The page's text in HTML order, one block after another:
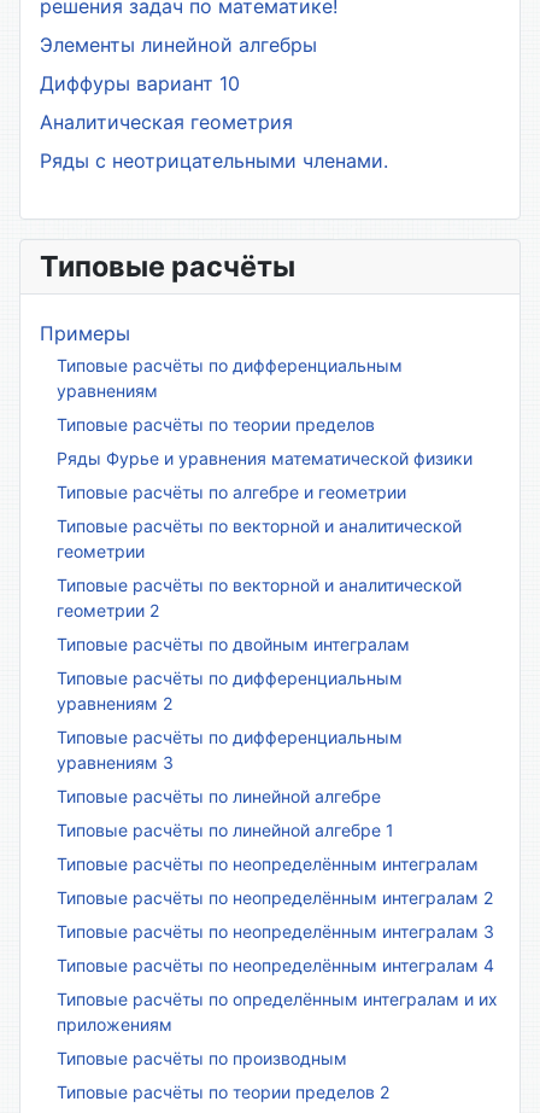
решения задач по математике!
Элементы линейной алгебры
Диффуры вариант 10
Аналитическая геометрия
Ряды с неотрицательными членами.
Типовые расчёты
Примеры
Типовые расчёты по дифференциальным
уравнениям
Типовые расчёты по теории пределов
Ряды Фурье и уравнения математической физики
Типовые расчёты по алгебре и геометрии
Типовые расчёты по векторной и аналитической
геометрии
Типовые расчёты по векторной и аналитической
геометрии 2
Типовые расчёты по двойным интегралам
Типовые расчёты по дифференциальным
уравнениям 2
Типовые расчёты по дифференциальным
уравнениям 3
Типовые расчёты по линейной алгебре
Типовые расчёты по линейной алгебре 1
Типовые расчёты по неопределённым интегралам
Типовые расчёты по неопределённым интегралам 2
Типовые расчёты по неопределённым интегралам 3
Типовые расчёты по неопределённым интегралам 4
Типовые расчёты по определённым интегралам и их
приложениям
Типовые расчёты по производным
Типовые расчёты по теории пределов 2